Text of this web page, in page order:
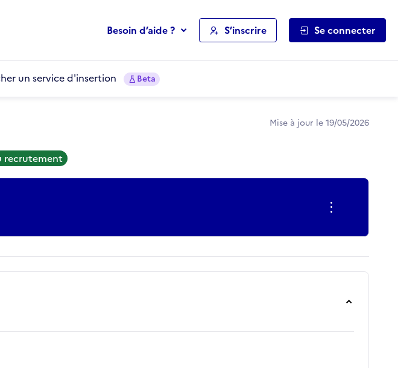
Besoin d’aide ? S’inscrire Se connecter
un service d'insertion Beta
Mise à jour le 19/05/2026
recrutement